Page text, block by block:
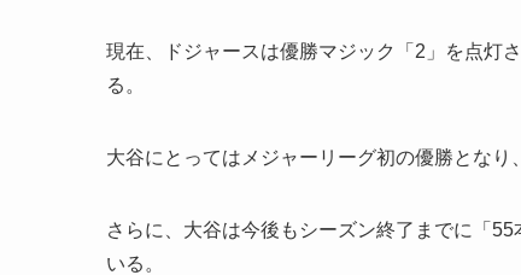
現在、ドジャースは優勝マジック「2」を点灯
る。
大谷にとってはメジャーリーグ初の優勝となり
さらに、大谷は今後もシーズン終了までに「
いる。